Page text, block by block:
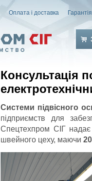
Оплата і доставка
Консультація
Системи підвісного
підприємств для
Спецтехпром СІГ надає
швейного цеху, маючи